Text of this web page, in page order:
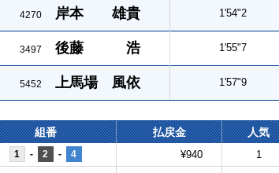
4270 岸本 雄貴 1'54"2
3497 後藤 浩 1'55"7
5452 上馬場 風依 1'57"9
組番 払戻金 人気
1 - 2 - 4 ¥940 1